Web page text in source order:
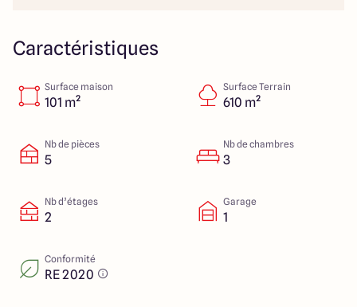
4.7 4.7
Caractéristiques
Surface maison
101 m²
Surface Terrain
610 m²
Nb de pièces
5
Nb de chambres
3
Nb d’étages
2
Garage
1
Conformité
RE 2020